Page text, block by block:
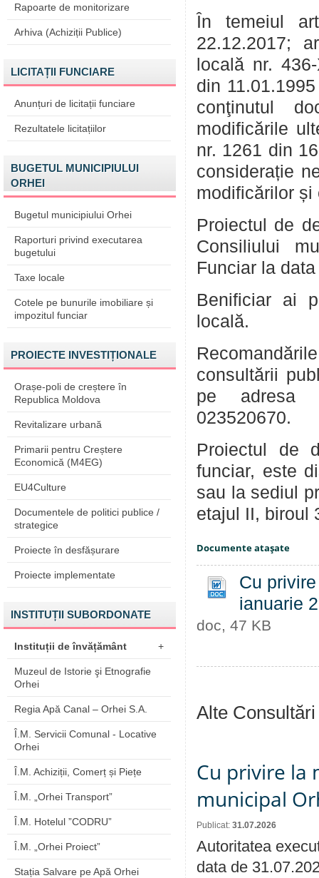
Rapoarte de monitorizare
Arhiva (Achiziții Publice)
LICITAȚII FUNCIARE
Anunțuri de licitații funciare
Rezultatele licitațiilor
BUGETUL MUNICIPIULUI
ORHEI
Bugetul municipiului Orhei
Raporturi privind executarea
bugetului
Taxe locale
Cotele pe bunurile imobiliare și
impozitul funciar
PROIECTE INVESTIȚIONALE
Orașe-poli de creștere în
Republica Moldova
Revitalizare urbană
Primarii pentru Creștere
Economică (M4EG)
EU4Culture
Documentele de politici publice /
strategice
Proiecte în desfășurare
Proiecte implementate
INSTITUȚII SUBORDONATE
Instituții de învățământ +
Muzeul de Istorie şi Etnografie
Orhei
Regia Apă Canal – Orhei S.A.
Î.M. Servicii Comunal - Locative
Orhei
Î.M. Achiziții, Comerț și Piețe
Î.M. „Orhei Transport”
Î.M. Hotelul ”CODRU”
Î.M. „Orhei Proiect”
Stația Salvare pe Apă Orhei
În temeiul
22.12.2017;
locală nr.
din
conţinutul
modificările
nr. 1261 din
considerație
modificărilor și
Proiectul de
Consiliului
Funciar la
Benificiar ai
locală.
consultării
pe adresa
023520670.
Proiectul de
funciar, este
sau la sediul
etajul II, biroul
Documente ataşate
Cu
ianuarie
doc, 47 KB
Alte
Cu privire la
municipal
Publicat: 31.07.2026
Autoritatea
data de